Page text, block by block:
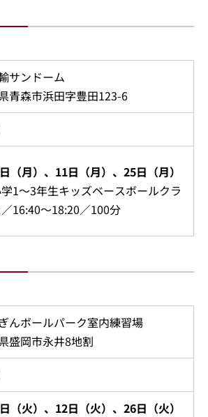
サンドーム
青森市浜田字豊田123-6
（月）、11日（月）、25日（月）
1～3年生キッズベースボールクラ
16:40～18:20／100分
んボールパーク室内練習場
盛岡市永井8地割
（火）、12日（火）、26日（火）